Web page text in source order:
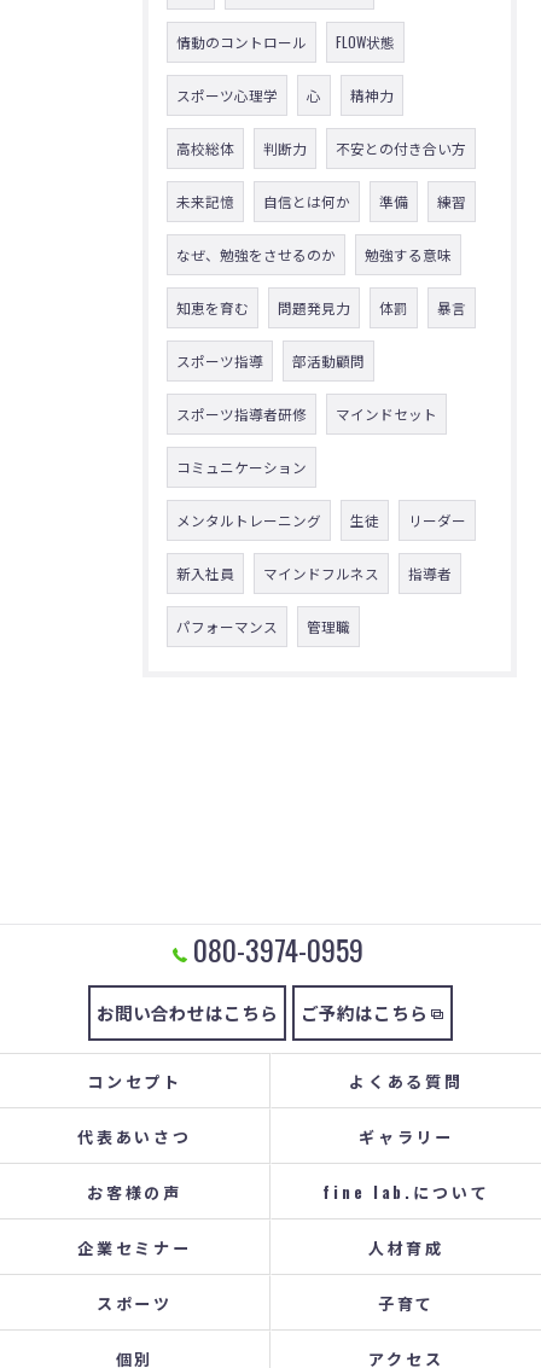
情動のコントロール FLOW状態
スポーツ心理学 心 精神力
高校総体 判断力 不安との付き合い方
未来記憶 自信とは何か 準備 練習
なぜ、勉強をさせるのか 勉強する意味
知恵を育む 問題発見力 体罰 暴言
スポーツ指導 部活動顧問
スポーツ指導者研修 マインドセット
コミュニケーション
メンタルトレーニング 生徒 リーダー
新入社員 マインドフルネス 指導者
パフォーマンス 管理職
080-3974-0959
お問い合わせはこちら ご予約はこちら
コンセプト よくある質問
代表あいさつ ギャラリー
お客様の声 fine lab.について
企業セミナー 人材育成
スポーツ 子育て
個別 アクセス